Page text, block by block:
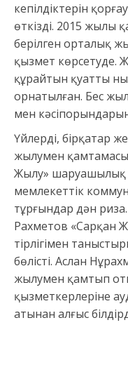
кепілдіктерін
өткізді. 2015 жылы
берілген орталық
қызмет көрсетуде.
құрайтын қуатты
орнатылған. Бес
мен
Үйлерді, бірқатар
жылумен
Жылу» шаруашылық
мемлекеттік
тұрғындар дән
Рахметов «Сарқан
тірлігімен
бөлісті. Аслан
жылумен қамтып
қызметкерлеріне
атынан алғыс